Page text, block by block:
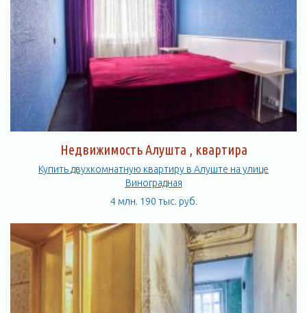
Недвижимость Алушта , квартира
Купить двухкомнатную квартиру в Алуште на улице
Виноградная
4 млн. 190 тыс. руб.